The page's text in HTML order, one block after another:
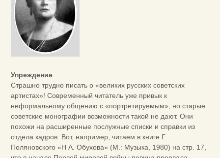
Упреждение
Страшно трудно писать о «великих русских советских
артистах»! Современный читатель уже привык к
неформальному общению с «портретируемым», но старые
советские монографии возможности такой не дают. Они
похожи на расширенные послужные списки и справки из
отдела кадров. Вот, например, читаем в книге Г.
Поляновского «Н А. Обухова» (М.: Музыка, 1980) на стр. 17,